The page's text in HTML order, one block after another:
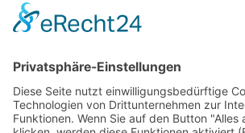
Karriere
About
Offices
Entdecken Misc